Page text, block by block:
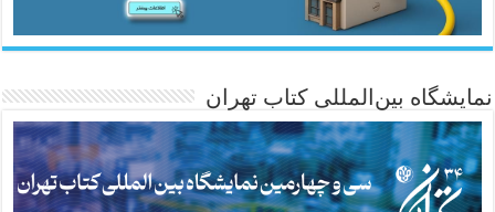
نمایشگاه بین‌المللی کتاب تهران